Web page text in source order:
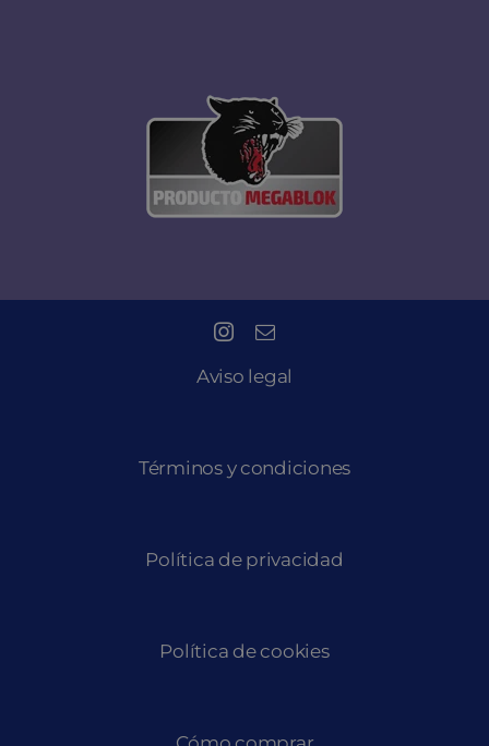
Aviso legal
Términos y condiciones
Política de privacidad
Política de cookies